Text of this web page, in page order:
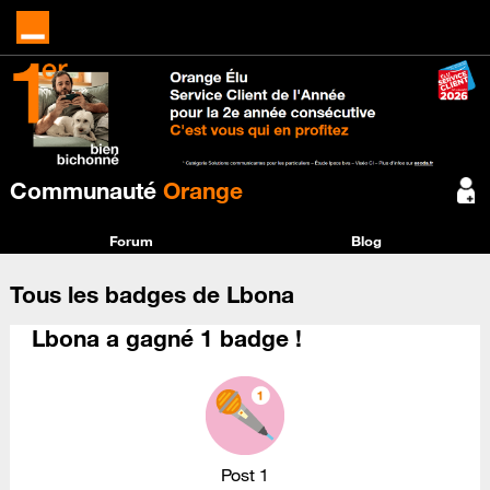
Communauté Orange
Forum Blog
Tous les badges de Lbona
Lbona a gagné 1 badge !
Post 1